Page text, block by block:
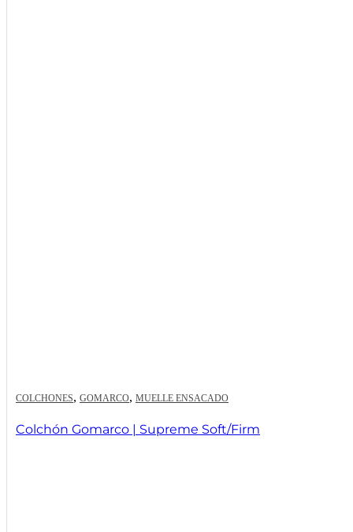
COLCHONES, GOMARCO, MUELLE ENSACADO
Colchón Gomarco | Supreme Soft/Firm